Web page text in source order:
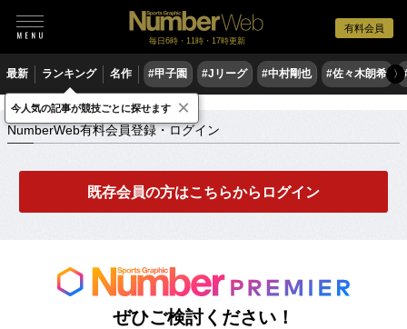
有料会員
毎日6時・11時・17時更新
最新 ランキング 名作 #甲子園 #Jリーグ #中村剛也 #佐々木朗希 〉
NumberWeb有料会員登録・ログイン
NumberWeb有料会員登録・ログイン
既存会員の方はこちらからログイン
ぜひご検討ください！
今人気の記事が競技ごとに探せます ×